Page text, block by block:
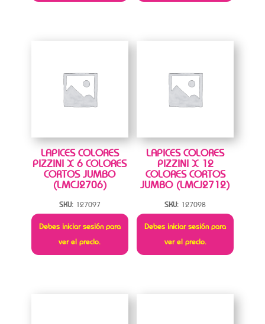
LAPICES COLORES
PIZZINI X 6 COLORES
CORTOS JUMBO
(LMCJ2706)
SKU: 127097
Debes iniciar sesión para
ver el precio.
LAPICES COLORES
PIZZINI X 12
COLORES CORTOS
JUMBO (LMCJ2712)
SKU: 127098
Debes iniciar sesión para
ver el precio.